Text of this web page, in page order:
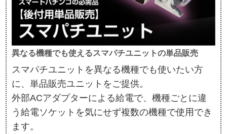
異なる機種でも使えるスマパチユニットの単品販売
スマパチユニットを異なる機種でも使いたい方
に、単品販売ユニットをご提供。
外部ACアダプターによる給電で、機種ごとに違
う給電ソケットを気にせず複数の機種で使用でき
ます。